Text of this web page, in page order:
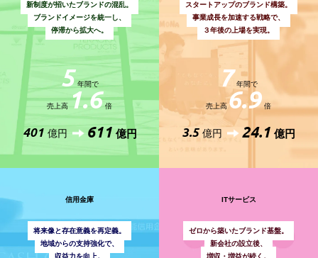
新制度が招いたブランドの混乱。
ブランドイメージを統一し、
停滞から拡大へ。
5 年間で
売上高1.6 倍
401 億円 611 億円
スタートアップのブランド構築。
事業成長を加速する戦略で、
３年後の上場を実現。
7 年間で
売上高6.9 倍
3.5 億円 24.1 億円
信用金庫
将来像と存在意義を再定義。
地域からの支持強化で、
収益力を向上。
ITサービス
ゼロから築いたブランド基盤。
新会社の設立後、
増収・増益が続く。